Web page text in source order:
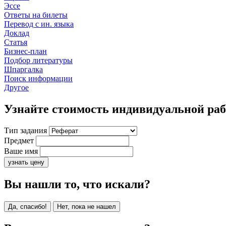
Эссе
Ответы на билеты
Перевод с ин. языка
Доклад
Статья
Бизнес-план
Подбор литературы
Шпаргалка
Поиск информации
Другое
Узнайте стоимость индивидуальной
Тип задания
Предмет
Ваше имя
узнать цену
Вы нашли то, что искали?
Да, спасибо! Нет, пока не нашел